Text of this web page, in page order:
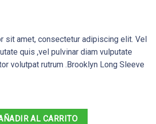
sit amet, consectetur adipiscing elit. Vel
quis ,vel pulvinar diam vulputate
volutpat rutrum .Brooklyn Long Sleeve
Sweater cantidad
AL CARRITO